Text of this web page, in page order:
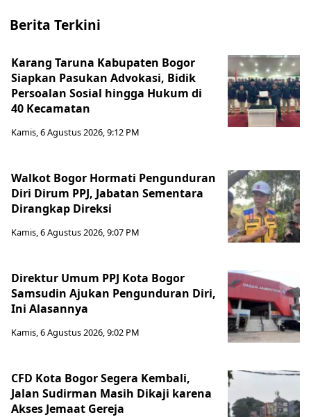
Berita Terkini
Karang Taruna Kabupaten Bogor
Siapkan Pasukan Advokasi, Bidik
Persoalan Sosial hingga Hukum di
40 Kecamatan
Kamis, 6 Agustus 2026, 9:12 PM
Walkot Bogor Hormati Pengunduran
Diri Dirum PPJ, Jabatan Sementara
Dirangkap Direksi
Kamis, 6 Agustus 2026, 9:07 PM
Direktur Umum PPJ Kota Bogor
Samsudin Ajukan Pengunduran Diri,
Ini Alasannya
Kamis, 6 Agustus 2026, 9:02 PM
CFD Kota Bogor Segera Kembali,
Jalan Sudirman Masih Dikaji karena
Akses Jemaat Gereja